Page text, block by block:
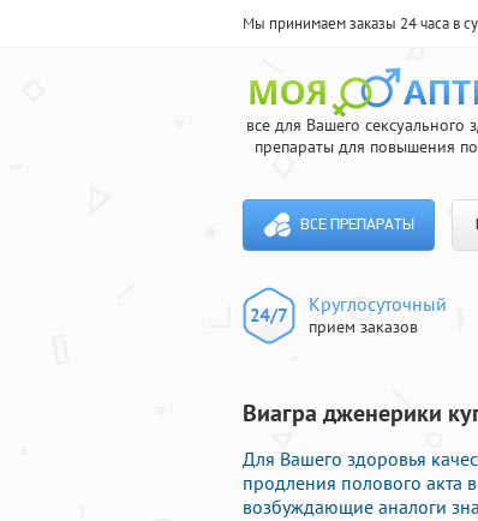
Мы принимаем заказы 24 часа в
все для Вашего сексуального
препараты для повышения
ВСЕ ПРЕПАРАТЫ
Круглосуточный
прием заказов
Виагра дженерики
Для Вашего здоровья
продления полового акта
возбуждающие аналоги